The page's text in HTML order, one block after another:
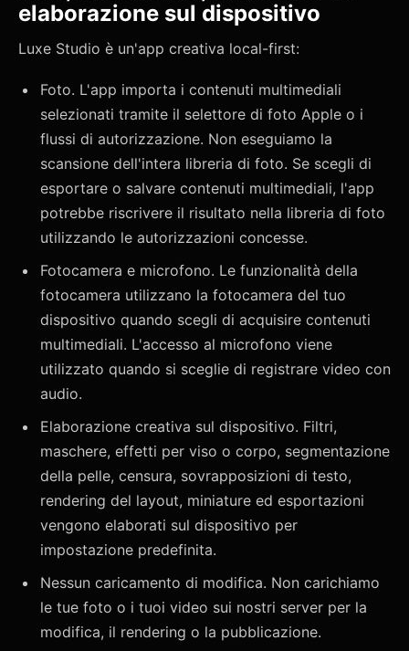
elaborazione sul dispositivo
Luxe Studio è un'app creativa local-first:
Foto. L'app importa i contenuti multimediali
selezionati tramite il selettore di foto Apple o i
flussi di autorizzazione. Non eseguiamo la
scansione dell'intera libreria di foto. Se scegli di
esportare o salvare contenuti multimediali, l'app
potrebbe riscrivere il risultato nella libreria di foto
utilizzando le autorizzazioni concesse.
Fotocamera e microfono. Le funzionalità della
fotocamera utilizzano la fotocamera del tuo
dispositivo quando scegli di acquisire contenuti
multimediali. L'accesso al microfono viene
utilizzato quando si sceglie di registrare video con
audio.
Elaborazione creativa sul dispositivo. Filtri,
maschere, effetti per viso o corpo, segmentazione
della pelle, censura, sovrapposizioni di testo,
rendering del layout, miniature ed esportazioni
vengono elaborati sul dispositivo per
impostazione predefinita.
Nessun caricamento di modifica. Non carichiamo
le tue foto o i tuoi video sui nostri server per la
modifica, il rendering o la pubblicazione.